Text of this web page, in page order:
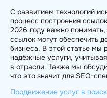
С развитием технологий
процесс построения
2026 году важно
ссылок могут обеспечить
бизнеса. В этой статье мы
надёжные услуги,
в отрасли. Также мы
что это значит для SEO-
Продвижение услуг в